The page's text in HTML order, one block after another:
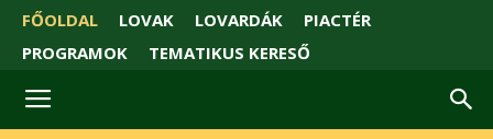
FŐOLDAL LOVAK LOVARDÁK
PIACTÉR
PROGRAMOK
TEMATIKUS KERESŐ